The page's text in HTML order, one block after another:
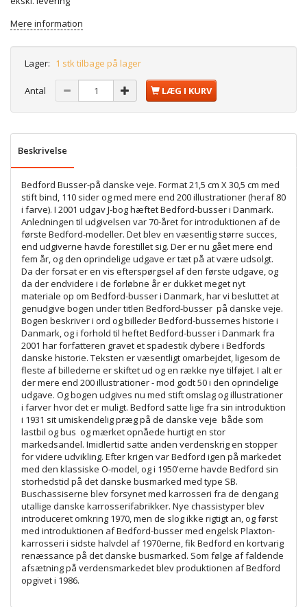
Mere information
Lager: 1 stk tilbage på lager
Antal LÆG I KURV
Beskrivelse
Bedford Busser-på danske veje. Format 21,5 cm X 30,5 cm med
stift bind, 110 sider og med mere end 200 illustrationer (heraf 80
i farve). I 2001 udgav J-bog hæftet Bedford-busser i Danmark.
Anledningen til udgivelsen var 70-året for introduktionen af de
første Bedford-modeller. Det blev en væsentlig større succes,
end udgiverne havde forestillet sig. Der er nu gået mere end
fem år, og den oprindelige udgave er tæt på at være udsolgt.
Da der forsat er en vis efterspørgsel af den første udgave, og
da der endvidere i de forløbne år er dukket meget nyt
materiale op om Bedford-busser i Danmark, har vi besluttet at
genudgive bogen under titlen Bedford-busser  på danske veje.
Bogen beskriver i ord og billeder Bedford-bussernes historie i
Danmark, og i forhold til heftet Bedford-busser i Danmark fra
2001 har forfatteren gravet et spadestik dybere i Bedfords
danske historie. Teksten er væsentligt omarbejdet, ligesom de
fleste af billederne er skiftet ud og en række nye tilføjet. I alt er
der mere end 200 illustrationer - mod godt 50 i den oprindelige
udgave. Og bogen udgives nu med stift omslag og illustrationer
i farver hvor det er muligt. Bedford satte lige fra sin introduktion
i 1931 sit umiskendelig præg på de danske veje  både som
lastbil og bus  og mærket opnåede hurtigt en stor
markedsandel. Imidlertid satte anden verdenskrig en stopper
for videre udvikling. Efter krigen var Bedford igen på markedet
med den klassiske O-model, og i 1950'erne havde Bedford sin
storhedstid på det danske busmarked med type SB.
Buschassiserne blev forsynet med karrosseri fra de dengang
utallige danske karrosserifabrikker. Nye chassistyper blev
introduceret omkring 1970, men de slog ikke rigtigt an, og først
med introduktionen af Bedford-busser med engelsk Plaxton-
karrosseri i sidste halvdel af 1970erne, fik Bedford en kortvarig
renæssance på det danske busmarked. Som følge af faldende
afsætning på verdensmarkedet blev produktionen af Bedford
opgivet i 1986.